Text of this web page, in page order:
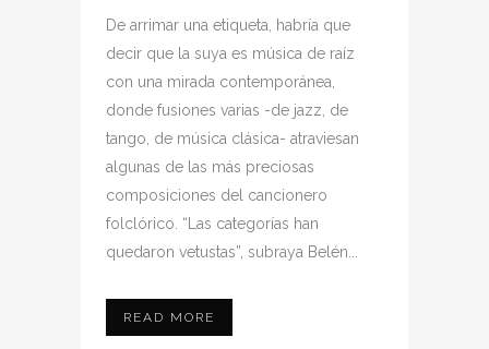
De arrimar una etiqueta, habría que
decir que la suya es música de raíz
con una mirada contemporánea,
donde fusiones varias -de jazz, de
tango, de música clásica- atraviesan
algunas de las más preciosas
composiciones del cancionero
folclórico. “Las categorías han
quedaron vetustas”, subraya Belén...
READ MORE